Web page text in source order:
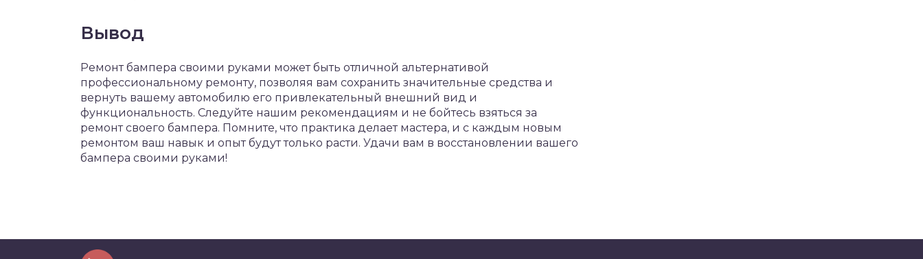
Вывод
Ремонт бампера своими руками может быть отличной альтернативой
профессиональному ремонту, позволяя вам сохранить значительные средства и
вернуть вашему автомобилю его привлекательный внешний вид и
функциональность. Следуйте нашим рекомендациям и не бойтесь взяться за
ремонт своего бампера. Помните, что практика делает мастера, и с каждым новым
ремонтом ваш навык и опыт будут только расти. Удачи вам в восстановлении вашего
бампера своими руками!